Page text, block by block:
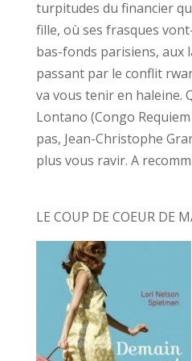
turpitudes du financier
fille, où ses frasques
bas-fonds parisiens, aux
passant par le conflit
va vous tenir en haleine.
Lontano (Congo
pas, Jean-Christophe
plus vous ravir. A
LE COUP DE COEUR DE